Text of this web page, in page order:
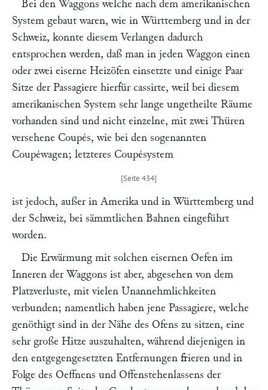
Bei den Waggons welche nach dem amerikanischen
System gebaut waren, wie in Württemberg und in der
Schweiz, konnte diesem Verlangen dadurch
entsprochen werden, daß man in jeden Waggon einen
oder zwei eiserne Heizöfen einsetzte und einige Paar
Sitze der Passagiere hierfür cassirte, weil bei diesem
amerikanischen System sehr lange ungetheilte Räume
vorhanden sind und nicht einzelne, mit zwei Thüren
versehene Coupés, wie bei den sogenannten
Coupéwagen; letzteres Coupésystem
ist jedoch, außer in Amerika und in Württemberg und
der Schweiz, bei sämmtlichen Bahnen eingeführt
worden.
Die Erwärmung mit solchen eisernen Oefen im
Inneren der Waggons ist aber, abgesehen von dem
Platzverluste, mit vielen Unannehmlichkeiten
verbunden; namentlich haben jene Passagiere, welche
genöthigt sind in der Nähe des Ofens zu sitzen, eine
sehr große Hitze auszuhalten, während diejenigen in
den entgegengesetzten Entfernungen frieren und in
Folge des Oeffnens und Offenstehenlassens der